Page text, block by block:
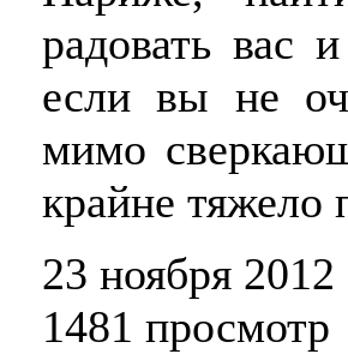
радовать вас
если вы не
мимо
крайне
23 ноября 2012
1481 просмотр